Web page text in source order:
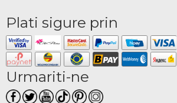
Plati sigure prin
Urmariti-ne